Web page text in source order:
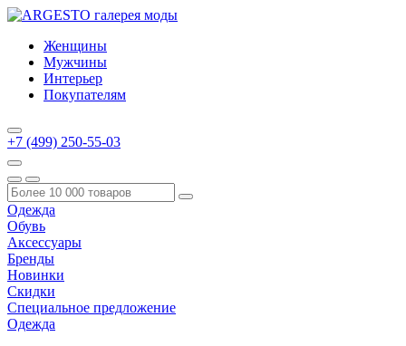
Женщины
Мужчины
Интерьер
Покупателям
+7 (499) 250-55-03
Одежда
Обувь
Аксессуары
Бренды
Новинки
Скидки
Специальное предложение
Одежда